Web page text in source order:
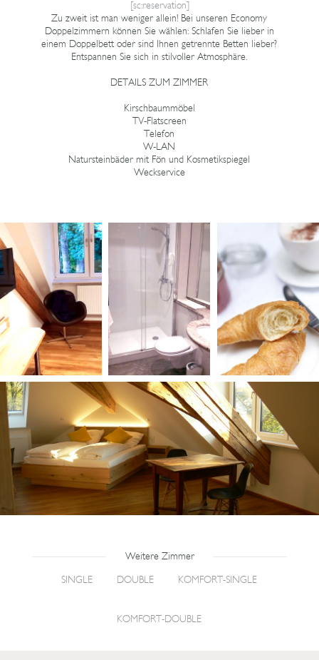
[sc:reservation]
Zu zweit ist man weniger allein! Bei unseren Economy
Doppelzimmern können Sie wählen: Schlafen Sie lieber in
einem Doppelbett oder sind Ihnen getrennte Betten lieber?
Entspannen Sie sich in stilvoller Atmosphäre.
DETAILS ZUM ZIMMER
Kirschbaummöbel
TV-Flatscreen
Telefon
W-LAN
Natursteinbäder mit Fön und Kosmetikspiegel
Weckservice
Weitere Zimmer
SINGLE DOUBLE KOMFORT-SINGLE
KOMFORT-DOUBLE